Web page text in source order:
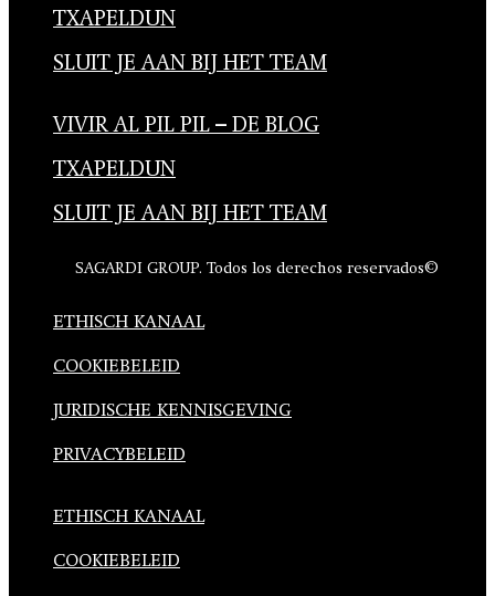
TXAPELDUN
SLUIT JE AAN BIJ HET TEAM
VIVIR AL PIL PIL – DE BLOG
TXAPELDUN
SLUIT JE AAN BIJ HET TEAM
SAGARDI GROUP. Todos los derechos reservados©
ETHISCH KANAAL
COOKIEBELEID
JURIDISCHE KENNISGEVING
PRIVACYBELEID
ETHISCH KANAAL
COOKIEBELEID